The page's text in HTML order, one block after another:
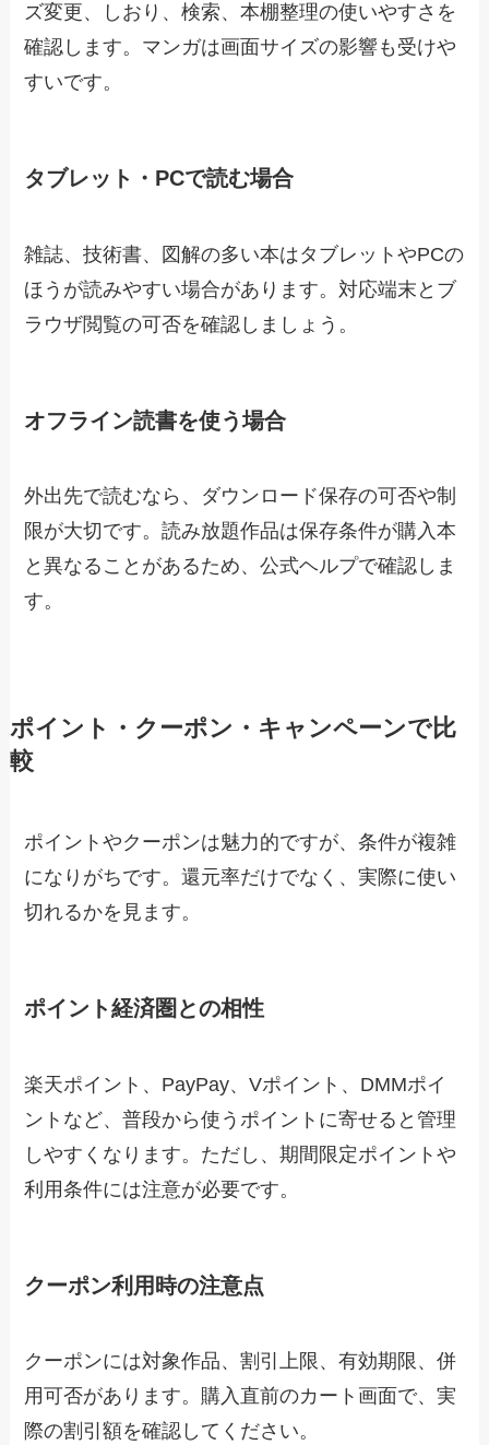
ズ変更、しおり、検索、本棚整理の使いやすさを
確認します。マンガは画面サイズの影響も受けや
すいです。
タブレット・PCで読む場合
雑誌、技術書、図解の多い本はタブレットやPCの
ほうが読みやすい場合があります。対応端末とブ
ラウザ閲覧の可否を確認しましょう。
オフライン読書を使う場合
外出先で読むなら、ダウンロード保存の可否や制
限が大切です。読み放題作品は保存条件が購入本
と異なることがあるため、公式ヘルプで確認しま
す。
ポイント・クーポン・キャンペーンで比
較
ポイントやクーポンは魅力的ですが、条件が複雑
になりがちです。還元率だけでなく、実際に使い
切れるかを見ます。
ポイント経済圏との相性
楽天ポイント、PayPay、Vポイント、DMMポイ
ントなど、普段から使うポイントに寄せると管理
しやすくなります。ただし、期間限定ポイントや
利用条件には注意が必要です。
クーポン利用時の注意点
クーポンには対象作品、割引上限、有効期限、併
用可否があります。購入直前のカート画面で、実
際の割引額を確認してください。